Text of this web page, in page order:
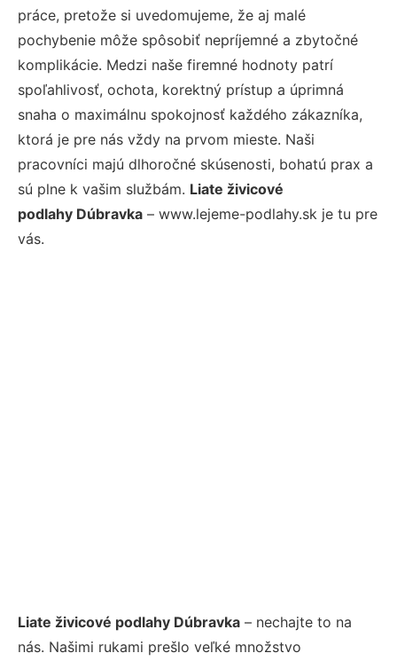
práce, pretože si uvedomujeme, že aj malé
pochybenie môže spôsobiť nepríjemné a zbytočné
komplikácie. Medzi naše firemné hodnoty patrí
spoľahlivosť, ochota, korektný prístup a úprimná
snaha o maximálnu spokojnosť každého zákazníka,
ktorá je pre nás vždy na prvom mieste. Naši
pracovníci majú dlhoročné skúsenosti, bohatú prax a
sú plne k vašim službám. Liate živicové
podlahy Dúbravka – www.lejeme-podlahy.sk je tu pre
vás.
Liate živicové podlahy Dúbravka – nechajte to na
nás. Našimi rukami prešlo veľké množstvo